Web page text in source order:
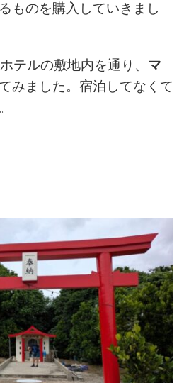
ものを購入していきまし
テルの敷地内を通り、 マ
みました。宿泊してなくて